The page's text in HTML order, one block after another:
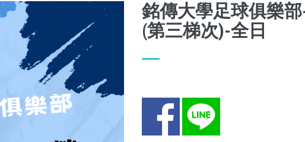
銘傳大學足球俱樂
(第三梯次)-全日
Facebook LINE